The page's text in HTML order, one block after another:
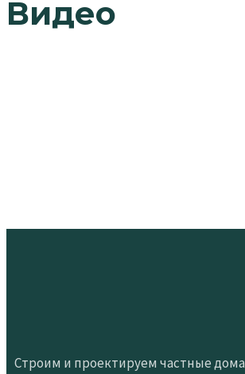
Видео
Строим и проектируем частные дома